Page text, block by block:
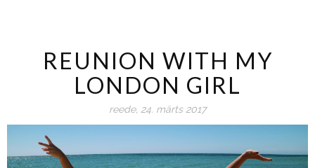
REUNION WITH MY
LONDON GIRL
reede, 24. märts 2017